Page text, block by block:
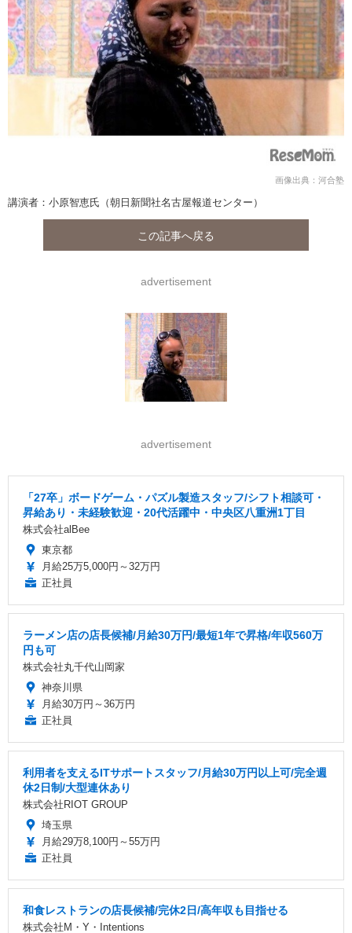
画像出典：河合塾
講演者：小原智恵氏（朝日新聞社名古屋報道センター）
この記事へ戻る
advertisement
advertisement
「27卒」ボードゲーム・パズル製造スタッフ/シフト相談可・
昇給あり・未経験歓迎・20代活躍中・中央区八重洲1丁目
株式会社alBee
東京都
月給25万5,000円～32万円
正社員
ラーメン店の店長候補/月給30万円/最短1年で昇格/年収560万
円も可
株式会社丸千代山岡家
神奈川県
月給30万円～36万円
正社員
利用者を支えるITサポートスタッフ/月給30万円以上可/完全週
休2日制/大型連休あり
株式会社RIOT GROUP
埼玉県
月給29万8,100円～55万円
正社員
和食レストランの店長候補/完休2日/高年収も目指せる
株式会社M・Y・Intentions